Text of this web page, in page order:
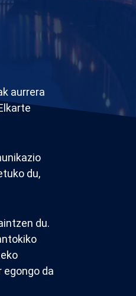
aurrera
du,
du.
da